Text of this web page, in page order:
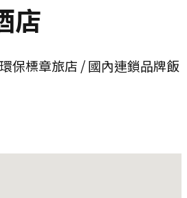
店
保標章旅店 / 國內連鎖品牌飯